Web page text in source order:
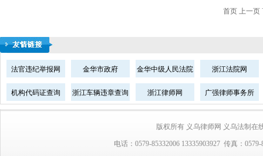
首页 上一页
法官违纪举报网 金华市政府 金华中级人民法院 浙江法院网
机构代码证查询 浙江车辆违章查询 浙江律师网 广强律师事务所
版权所有 义乌律师网 义乌法制在
电话：0579-85332006 13335903927 传真：